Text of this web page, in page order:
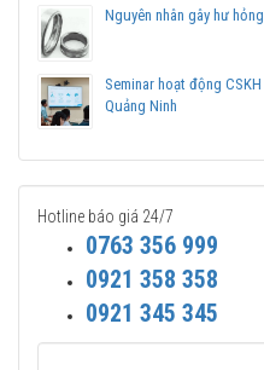
Liên hệ vớiVòng bi
bi SKF NJ 2308 ECP chính
Nguyên nhân gây hư
Seminar hoạt động
Quảng Ninh
Hotline báo giá 24/7
0763 356 999
0921 358 358
0921 345 345